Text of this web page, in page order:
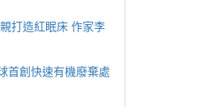
打造紅眠床 作家李
首創快速有機廢棄處